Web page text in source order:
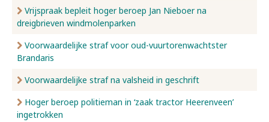
Vrijspraak bepleit hoger beroep Jan Nieboer na
dreigbrieven windmolenparken
Voorwaardelijke straf voor oud-vuurtorenwachtster
Brandaris
Voorwaardelijke straf na valsheid in geschrift
Hoger beroep politieman in ‘zaak tractor Heerenveen’
ingetrokken